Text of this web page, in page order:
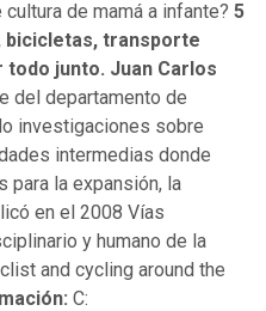
de mamá a infante? 5
bicicletas, transporte
todo junto. Juan Carlos
del departamento de
investigaciones sobre
intermedias donde
la expansión, la
en el 2008 Vías
y humano de la
and cycling around the
C: